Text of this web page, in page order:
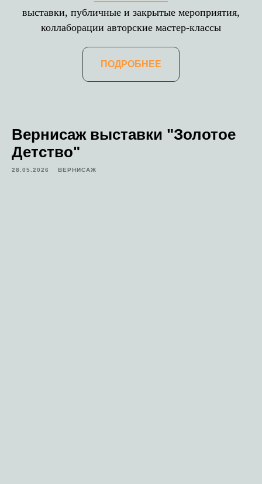
выставки, публичные и закрытые мероприятия,
коллаборации авторские мастер-классы
ПОДРОБНЕЕ
Вернисаж выставки "Золотое
Детство"
28.05.2026 ВЕРНИСАЖ